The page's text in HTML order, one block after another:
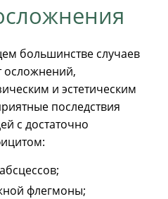
большинстве случаев
осложнений,
и эстетическим
последствия
с достаточно
флегмоны;